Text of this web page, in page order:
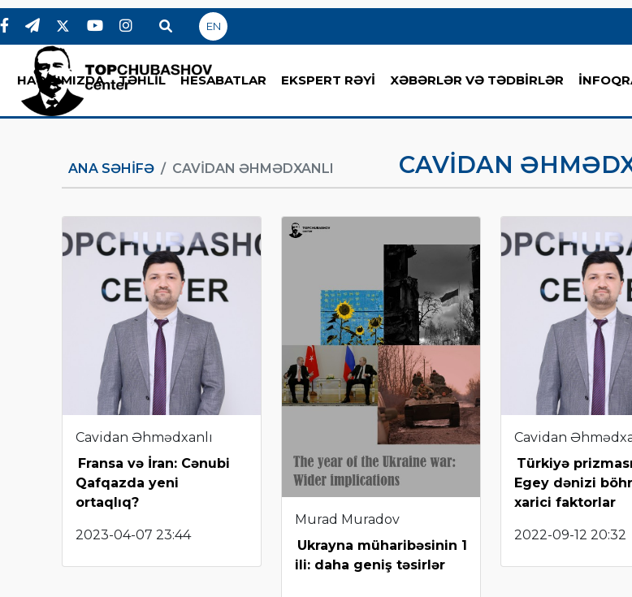
EN
HAQQIMIZDA TƏHLİL HESABATLAR EKSPERT RƏYİ XƏBƏRLƏR VƏ TƏDBİRLƏR
ANA SƏHIFƏ CAVIDAN ƏHMƏDXANLI CAVIDAN
Cavidan Əhmədxanlı
Fransa və İran: Cənubi
Qafqazda yeni
ortaqlıq?
2023-04-07 23:44
Murad Muradov
Ukrayna müharibəsinin 1
ili: daha geniş təsirlər
Cavidan
Türkiyə
Egey dənizi
xarici faktorlar
2022-09-12 20:32